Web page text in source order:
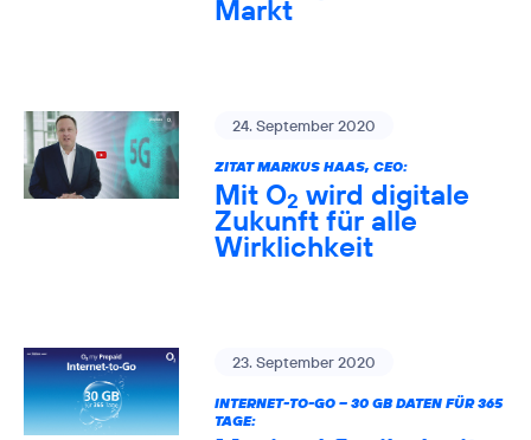
Markt
24. September 2020
ZITAT MARKUS HAAS, CEO:
Mit O2 wird digitale
Zukunft für alle
Wirklichkeit
23. September 2020
INTERNET-TO-GO – 30 GB DATEN FÜR 365
TAGE: